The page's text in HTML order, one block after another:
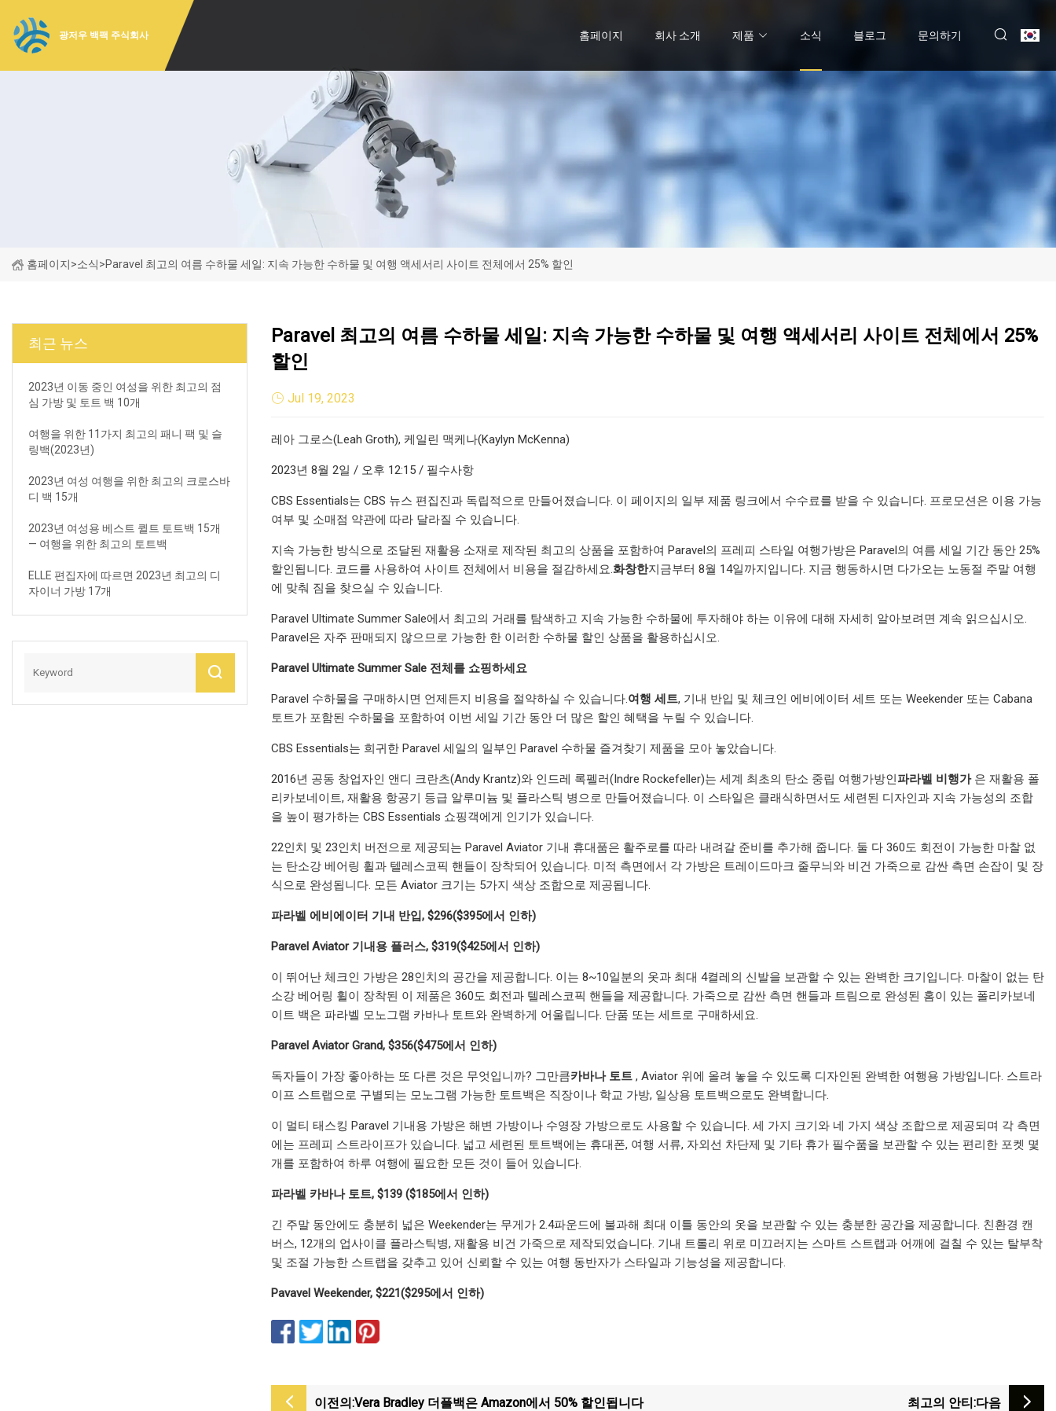
광저우 백팩 주식회사 홈페이지 회사 소개 제품 소식 블로그 문의하기
홈페이지>소식>Paravel 최고의 여름 수하물 세일: 지속 가능한 수하물 및 여행 액세서리 사이트 전체에서 25% 할인
최근 뉴스
2023년 이동 중인 여성을 위한 최고의 점
심 가방 및 토트 백 10개
여행을 위한 11가지 최고의 패니 팩 및 슬
링백(2023년)
2023년 여성 여행을 위한 최고의 크로스바
디 백 15개
2023년 여성용 베스트 퀼트 토트백 15개
— 여행을 위한 최고의 토트백
ELLE 편집자에 따르면 2023년 최고의 디
자이너 가방 17개
Paravel 최고의 여름 수하물 세일: 지속 가능한 수하물 및 여행 액세서리 사이트 전체에서 25%
할인
Jul 19, 2023
레아 그로스(Leah Groth), 케일린 맥케나(Kaylyn McKenna)
2023년 8월 2일 / 오후 12:15 / 필수사항
CBS Essentials는 CBS 뉴스 편집진과 독립적으로 만들어졌습니다. 이 페이지의 일부 제품 링크에서 수수료를 받을 수 있습니다. 프로모션은 이용 가능
여부 및 소매점 약관에 따라 달라질 수 있습니다.
지속 가능한 방식으로 조달된 재활용 소재로 제작된 최고의 상품을 포함하여 Paravel의 프레피 스타일 여행가방은 Paravel의 여름 세일 기간 동안 25%
할인됩니다. 코드를 사용하여 사이트 전체에서 비용을 절감하세요. 화창한지금부터 8월 14일까지입니다. 지금 행동하시면 다가오는 노동절 주말 여행
에 맞춰 짐을 찾으실 수 있습니다.
Paravel Ultimate Summer Sale에서 최고의 거래를 탐색하고 지속 가능한 수하물에 투자해야 하는 이유에 대해 자세히 알아보려면 계속 읽으십시오.
Paravel은 자주 판매되지 않으므로 가능한 한 이러한 수하물 할인 상품을 활용하십시오.
Paravel Ultimate Summer Sale 전체를 쇼핑하세요
Paravel 수하물을 구매하시면 언제든지 비용을 절약하실 수 있습니다. 여행 세트, 기내 반입 및 체크인 에비에이터 세트 또는 Weekender 또는 Cabana
토트가 포함된 수하물을 포함하여 이번 세일 기간 동안 더 많은 할인 혜택을 누릴 수 있습니다.
CBS Essentials는 희귀한 Paravel 세일의 일부인 Paravel 수하물 즐겨찾기 제품을 모아 놓았습니다.
2016년 공동 창업자인 앤디 크란츠(Andy Krantz)와 인드레 록펠러(Indre Rockefeller)는 세계 최초의 탄소 중립 여행가방인파라벨 비행가은 재활용 폴
리카보네이트, 재활용 항공기 등급 알루미늄 및 플라스틱 병으로 만들어졌습니다. 이 스타일은 클래식하면서도 세련된 디자인과 지속 가능성의 조합
을 높이 평가하는 CBS Essentials 쇼핑객에게 인기가 있습니다.
22인치 및 23인치 버전으로 제공되는 Paravel Aviator 기내 휴대품은 활주로를 따라 내려갈 준비를 추가해 줍니다. 둘 다 360도 회전이 가능한 마찰 없
는 탄소강 베어링 휠과 텔레스코픽 핸들이 장착되어 있습니다. 미적 측면에서 각 가방은 트레이드마크 줄무늬와 비건 가죽으로 감싼 측면 손잡이 및 장
식으로 완성됩니다. 모든 Aviator 크기는 5가지 색상 조합으로 제공됩니다.
파라벨 에비에이터 기내 반입, $296($395에서 인하)
Paravel Aviator 기내용 플러스, $319($425에서 인하)
이 뛰어난 체크인 가방은 28인치의 공간을 제공합니다. 이는 8~10일분의 옷과 최대 4켤레의 신발을 보관할 수 있는 완벽한 크기입니다. 마찰이 없는 탄
소강 베어링 휠이 장착된 이 제품은 360도 회전과 텔레스코픽 핸들을 제공합니다. 가죽으로 감싼 측면 핸들과 트림으로 완성된 홈이 있는 폴리카보네
이트 백은 파라벨 모노그램 카바나 토트와 완벽하게 어울립니다. 단품 또는 세트로 구매하세요.
Paravel Aviator Grand, $356($475에서 인하)
독자들이 가장 좋아하는 또 다른 것은 무엇입니까? 그만큼카바나 토트 , Aviator 위에 올려 놓을 수 있도록 디자인된 완벽한 여행용 가방입니다. 스트라
이프 스트랩으로 구별되는 모노그램 가능한 토트백은 직장이나 학교 가방, 일상용 토트백으로도 완벽합니다.
이 멀티 태스킹 Paravel 기내용 가방은 해변 가방이나 수영장 가방으로도 사용할 수 있습니다. 세 가지 크기와 네 가지 색상 조합으로 제공되며 각 측면
에는 프레피 스트라이프가 있습니다. 넓고 세련된 토트백에는 휴대폰, 여행 서류, 자외선 차단제 및 기타 휴가 필수품을 보관할 수 있는 편리한 포켓 몇
개를 포함하여 하루 여행에 필요한 모든 것이 들어 있습니다.
파라벨 카바나 토트, $139 ($185에서 인하)
긴 주말 동안에도 충분히 넓은 Weekender는 무게가 2.4파운드에 불과해 최대 이틀 동안의 옷을 보관할 수 있는 충분한 공간을 제공합니다. 친환경 캔
버스, 12개의 업사이클 플라스틱병, 재활용 비건 가죽으로 제작되었습니다. 기내 트롤리 위로 미끄러지는 스마트 스트랩과 어깨에 걸칠 수 있는 탈부착
및 조절 가능한 스트랩을 갖추고 있어 신뢰할 수 있는 여행 동반자가 스타일과 기능성을 제공합니다.
Pavavel Weekender, $221($295에서 인하)
이전의:Vera Bradley 더플백은 Amazon에서 50% 할인됩니다 최고의 안티:다음